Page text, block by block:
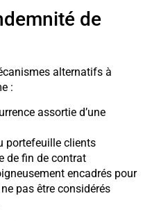
de
alternatifs à
:
assortie d’une
portefeuille clients
de fin de contrat
encadrés pour
pas être considérés